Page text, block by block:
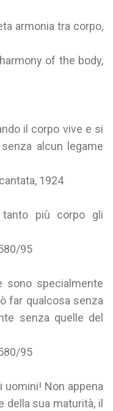
armonia tra corpo,
of the body,
il corpo vive e si
alcun legame
1924
tanto più corpo gli
95
sono specialmente
far qualcosa senza
senza quelle del
95
Non appena
della sua maturità, il